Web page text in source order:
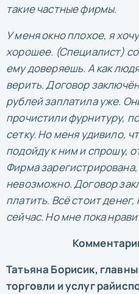
такие частные фирмы.
У меня окно плохое, я
хорошее. (Специалист)
ему доверяешь. А как
верить. Договор
рублей заплатила уже.
прочистили фурнитуру,
сетку. Но меня удивило,
подойду к ним и спрошу,
Фирма
невозможно. Договор
платить. Всё стоит
сейчас. Но мне пока
Татьяна Борисик,
торговли и услуг